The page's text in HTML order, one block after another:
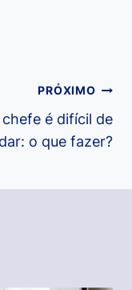
PRÓXIMO
chefe é difícil de
o que fazer?